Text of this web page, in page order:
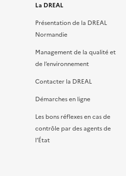
La DREAL
Présentation de la DREAL
Normandie
Management de la qualité et
de l’environnement
Contacter la DREAL
Démarches en ligne
Les bons réflexes en cas de
contrôle par des agents de
l’État